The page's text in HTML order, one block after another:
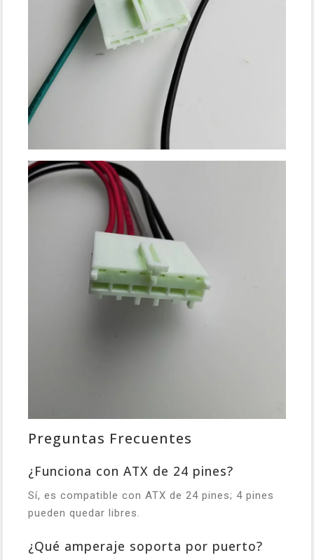
Preguntas Frecuentes
¿Funciona con ATX de 24 pines?
Sí, es compatible con ATX de 24 pines; 4 pines
pueden quedar libres.
¿Qué amperaje soporta por puerto?